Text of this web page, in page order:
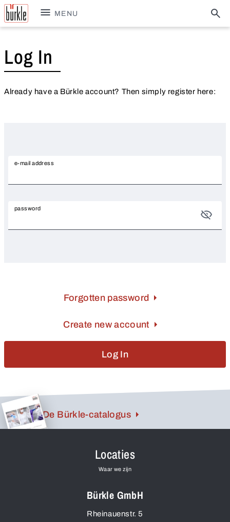
MENU
Log In
Already have a Bürkle account? Then simply register here:
e-mail address
password
Forgotten password
Create new account
Log In
De Bürkle-catalogus
Locaties
Waar we zijn
Bürkle GmbH
Rheinauenstr. 5